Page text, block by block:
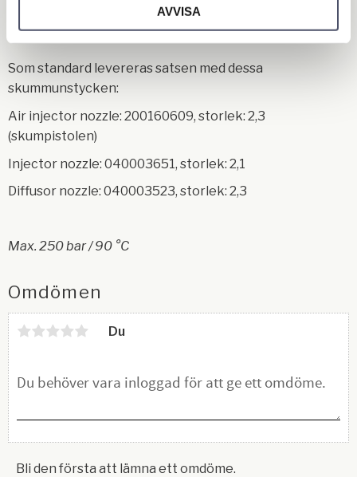
AVVISA
10 m slang mellan injektorn och pistolen
Som standard levereras satsen med dessa
skummunstycken:
Air injector nozzle: 200160609, storlek: 2,3
(skumpistolen)
Injector nozzle: 040003651, storlek: 2,1
Diffusor nozzle: 040003523, storlek: 2,3
Max. 250 bar / 90 °C
Omdömen
Du
Bli den första att lämna ett omdöme.